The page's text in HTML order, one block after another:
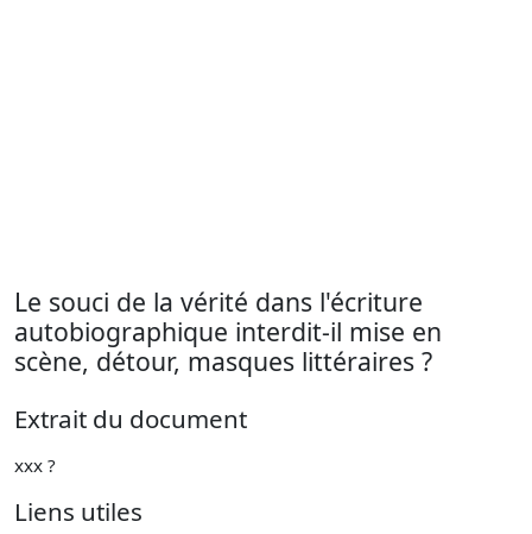
Le souci de la vérité dans l'écriture
autobiographique interdit-il mise en
scène, détour, masques littéraires ?
Extrait du document
xxx ?
Liens utiles